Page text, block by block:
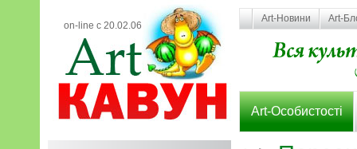
on-line с 20.02.06
Art-Новини Art-
Art-Особистості